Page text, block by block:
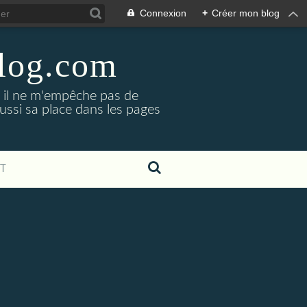
Connexion + Créer mon blog
ne m'empêche pas de
sa place dans les pages